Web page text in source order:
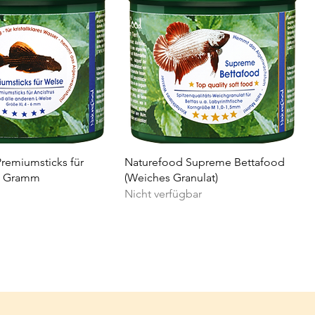
für
Gramm
Naturefood Supreme Bettafood
(Weiches Granulat)
Nicht verfügbar